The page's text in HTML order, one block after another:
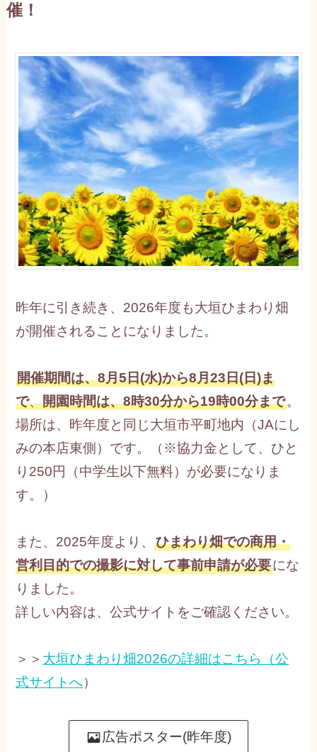
催！
昨年に引き続き、2026年度も大垣ひまわり畑
が開催されることになりました。
開催期間は、8月5日(水)から8月23日(日)ま
で、開園時間は、8時30分から19時00分まで。
場所は、昨年度と同じ大垣市平町地内（JAにし
みの本店東側）です。（※協力金として、ひと
り250円（中学生以下無料）が必要になりま
す。）
また、2025年度より、ひまわり畑での商用・
営利目的での撮影に対して事前申請が必要にな
りました。
詳しい内容は、公式サイトをご確認ください。
＞＞ 大垣ひまわり畑2026の詳細はこちら（公
式サイトへ）
広告ポスター(昨年度)